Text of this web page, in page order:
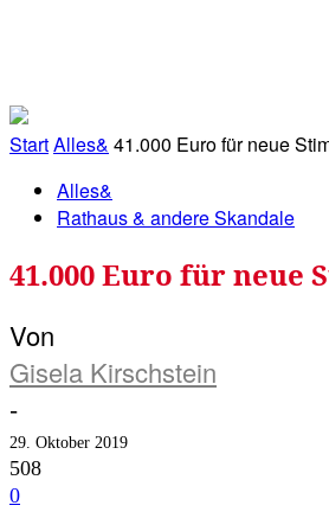
StartAlles& 41.000 Euro für neue
Alles&
Rathaus & andere Skandale
41.000 Euro für neue
Von
Gisela Kirschstein
-
29. Oktober 2019
508
0